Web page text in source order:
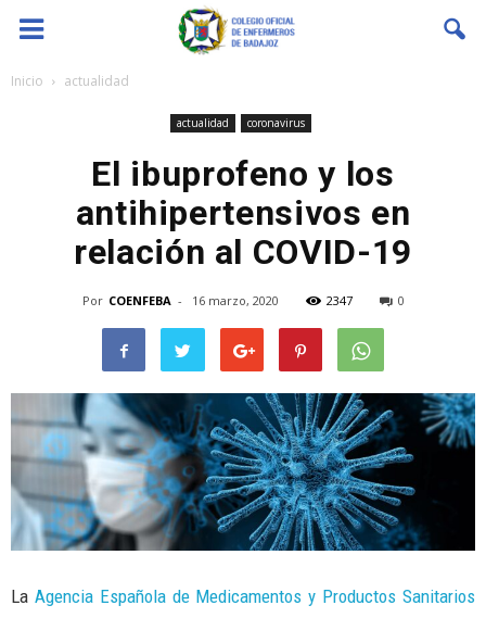
Coenfeba
Inicio actualidad
actualidad coronavirus
El ibuprofeno y los
antihipertensivos en
relación al COVID-19
Por COENFEBA - 16 marzo, 2020 2347 0
La Agencia Española de Medicamentos y Productos Sanitarios